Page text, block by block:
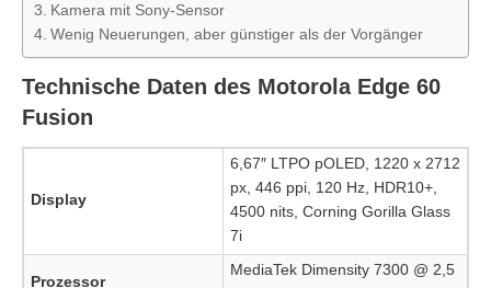
Kamera mit Sony-Sensor
Wenig Neuerungen, aber günstiger als der Vorgänger
Technische Daten des Motorola Edge 60
Fusion
Display
6,67″ LTPO pOLED, 1220 x 2712
px, 446 ppi, 120 Hz, HDR10+,
4500 nits, Corning Gorilla Glass
7i
Prozessor
MediaTek Dimensity 7300 @ 2,5